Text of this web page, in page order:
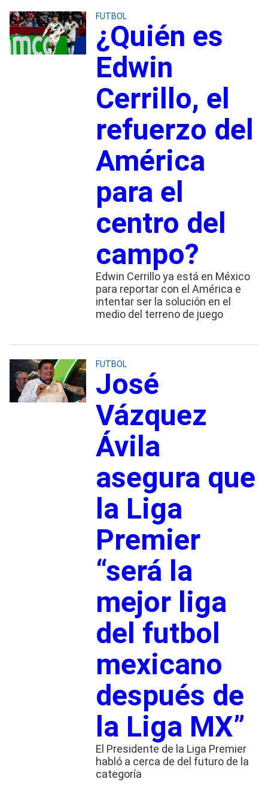
FUTBOL
¿Quién es
Edwin
Cerrillo, el
refuerzo del
América
para el
centro del
campo?
Edwin Cerrillo ya está en México
para reportar con el América e
intentar ser la solución en el
medio del terreno de juego
FUTBOL
José
Vázquez
Ávila
asegura que
la Liga
Premier
“será la
mejor liga
del futbol
mexicano
después de
la Liga MX”
El Presidente de la Liga Premier
habló a cerca de del futuro de la
categoría